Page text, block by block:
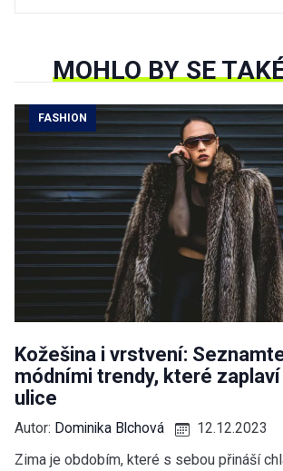
MOHLO BY SE
FASHION
Kožešina i vrstvení:
módními trendy, které
ulice
Autor: Dominika Blchová
12.12.2023
Zima je obdobím, které s sebou přináší